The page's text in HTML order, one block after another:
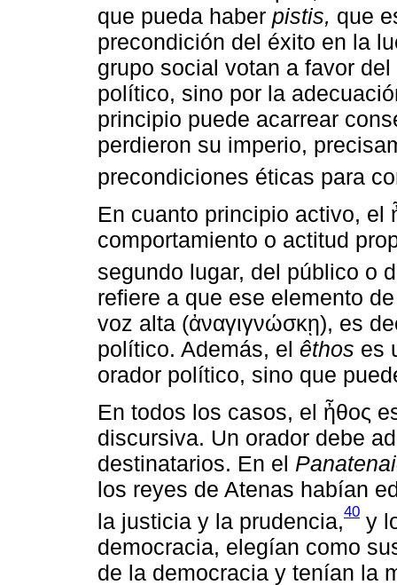
que pueda haber pistis, que
precondición del éxito en la
grupo social votan a favor
político, sino por la
principio puede acarrear
perdieron su imperio,
precondiciones éticas para
En cuanto principio activo, el
comportamiento o actitud
segundo lugar, del público o
refiere a que ese elemento
voz alta (ἀναγιγνώσκῃ), es
político. Además, el êthos es
orador político, sino que
En todos los casos, el ἦθος
discursiva. Un orador debe
destinatarios. En el
los reyes de Atenas habían
la justicia y la prudencia,40 y
democracia, elegían como
de la democracia y tenían la